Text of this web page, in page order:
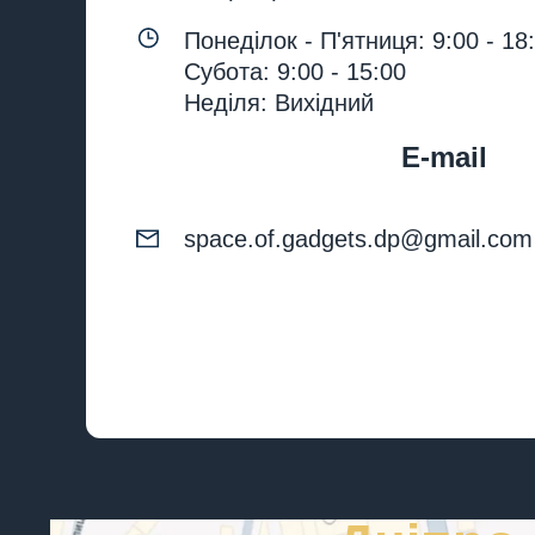
Понеділок - П'ятниця: 9:00 -
Субота: 9:00 - 15:00
Неділя: Вихідний
E-mail
space.of.gadgets.dp@gmail.com